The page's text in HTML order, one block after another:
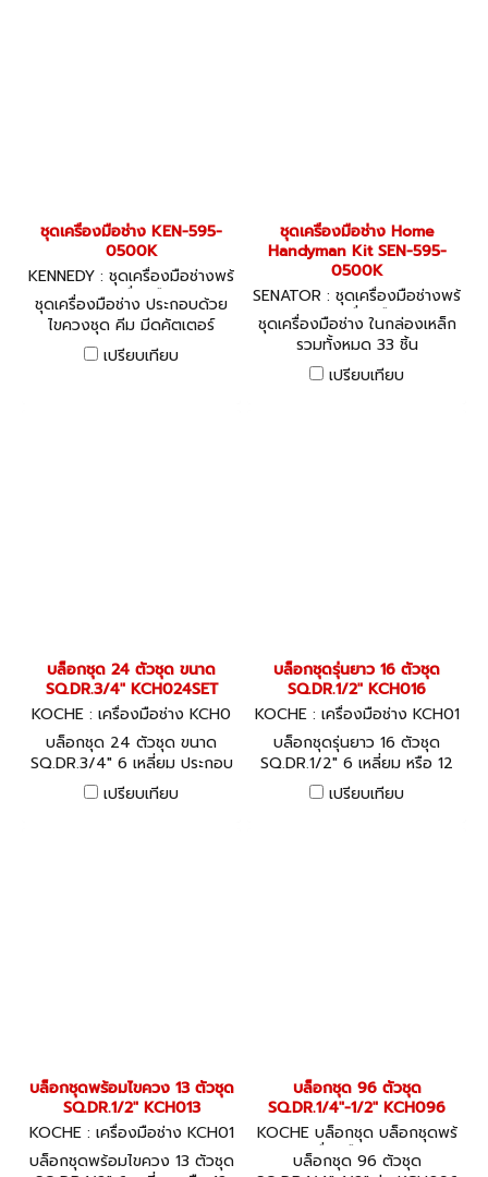
ชุดเครื่องมือช่าง KEN-595-
0500K
KENNEDY : ชุดเครื่องมือช่างพร้
อมเครื่องมือ
ชุดเครื่องมือช่าง ประกอบด้วย
ไขควงชุด คีม มีดคัตเตอร์
ประแจ และอื่นๆ ทั้งหมด 100
ชิ้น พร้อมกล่อง
เปรียบเทียบ
ชุดเครื่องมือช่าง Home
Handyman Kit SEN-595-
0500K
SENATOR : ชุดเครื่องมือช่างพร้
อมเครื่องมือ
ชุดเครื่องมือช่าง ในกล่องเหล็ก
รวมทั้งหมด 33 ชิ้น
เปรียบเทียบ
บล็อกชุด 24 ตัวชุด ขนาด
SQ.DR.3/4" KCH024SET
KOCHE : เครื่องมือช่าง KCH0
24SET
บล็อกชุด 24 ตัวชุด ขนาด
SQ.DR.3/4" 6 เหลี่ยม ประกอบ
ด้วย ลูกบล็อก ด้ามบล็อก และ
ข้อต่อ
เปรียบเทียบ
บล็อกชุดรุ่นยาว 16 ตัวชุด
SQ.DR.1/2" KCH016
KOCHE : เครื่องมือช่าง KCH01
6
บล็อกชุดรุ่นยาว 16 ตัวชุด
SQ.DR.1/2" 6 เหลี่ยม หรือ 12
เหลี่ยม KCH016
เปรียบเทียบ
บล็อกชุดพร้อมไขควง 13 ตัวชุด
SQ.DR.1/2" KCH013
KOCHE : เครื่องมือช่าง KCH01
3
บล็อกชุดพร้อมไขควง 13 ตัวชุด
บล็อกชุด 96 ตัวชุด
SQ.DR.1/4"-1/2" KCH096
KOCHE บล็อกชุด บล็อกชุดพร้
อมเครื่องมือ KCH096
บล็อกชุด 96 ตัวชุด